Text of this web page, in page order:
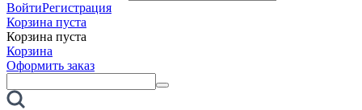
ВойтиРегистрация
Корзина пуста
Корзина пуста
Корзина
Оформить заказ